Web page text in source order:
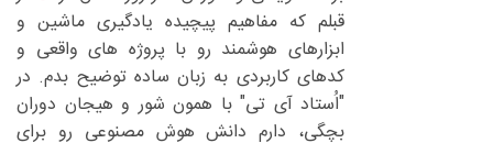
قبلم که مفاهیم پیچیده یادگیری ماشین و
ابزارهای هوشمند رو با پروژه های واقعی و
کدهای کاربردی به زبان ساده توضیح بدم. در
"اُستاد آی تی" با همون شور و هیجان دوران
بچگی، دارم دانش هوش مصنوعی رو برای